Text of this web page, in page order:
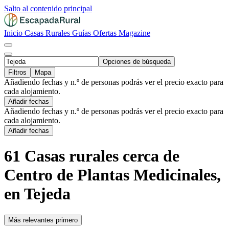
Salto al contenido principal
Inicio Casas Rurales Guías Ofertas Magazine
Opciones de búsqueda
Filtros
Mapa
Añadiendo fechas y n.º de personas podrás ver el precio exacto para
cada alojamiento.
Añadir fechas
Añadiendo fechas y n.º de personas podrás ver el precio exacto para
cada alojamiento.
Añadir fechas
61 Casas rurales cerca de
Centro de Plantas Medicinales,
en Tejeda
Más relevantes primero